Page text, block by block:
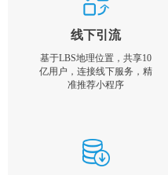
线下引流
基于LBS地理位置，共享10
亿用户，连接线下服务，精
准推荐小程序